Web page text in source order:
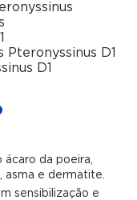
Pteronyssinus D1
D1
ácaro da poeira,
asma e dermatite.
sensibilização e